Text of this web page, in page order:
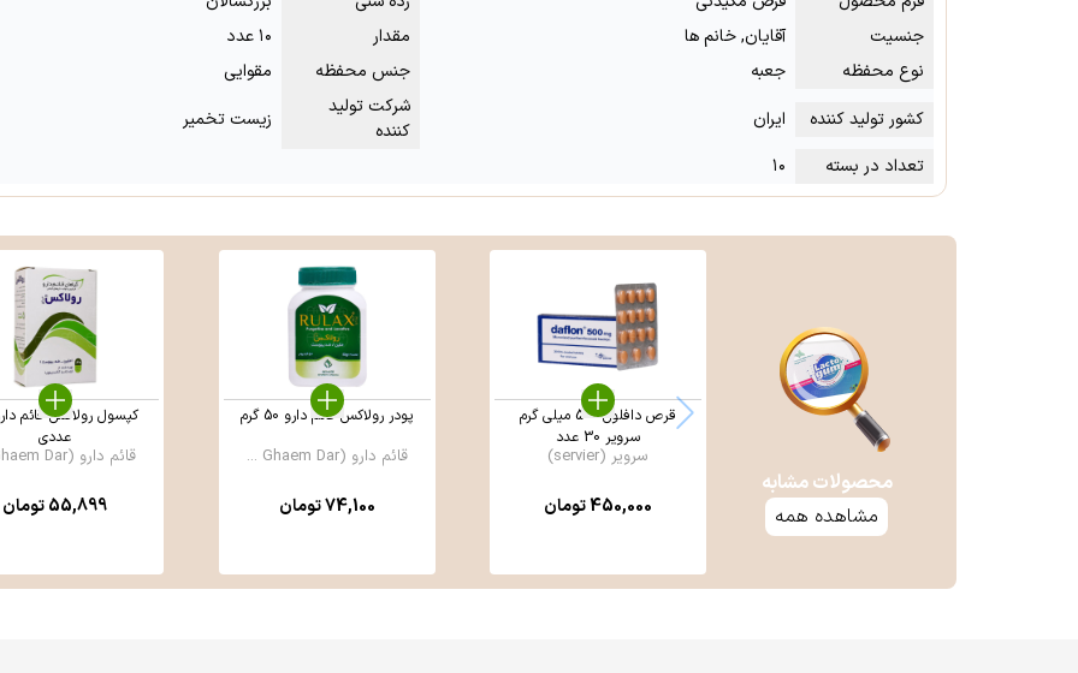
جنسیت
آقایان, خانم ها مقدار
۱۰ عدد
نوع محفظه
جعبه جنس محفظه
مقوایی
کشور تولید کننده
ایران
شرکت تولید
کننده
زیست تخمیر
تعداد در بسته
۱۰
محصولات مشابه
مشاهده همه
قرص دافلون 500 میلی گرم
سرویر 30 عدد
سرویر (servier)
450,000تومان
پودر رولاکس قائم دارو 50 گرم
قائم دارو (Ghaem Dar ...
74,100تومان
عددی
قائم دارو (Ghaem Dar ...
55,899تومان